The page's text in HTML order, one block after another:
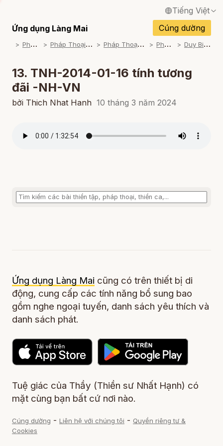
Tiếng Việt
English / Tiếng Anh
Français / Tiếng Pháp
Español / Tiếng Tây Ban Nha
Italiano / Tiếng Ý
Ứng dụng Làng Mai
Cúng dường
P
háp Thoại P
háp Thoại Thiền Sư Thích Nhất Hạnh P
háp Thoại Theo Bộ An Cư Kiết Đông P
háp Thoại Mp3 D
uy Biểu Học (2013-2014)
13. TNH-2014-01-16 tính tương
đãi -NH-VN
bởi Thich Nhat Hanh 10 tháng 3 năm 2024
Ứng dụng Làng Mai cũng có trên thiết bị di
động, cung cấp các tính năng bổ sung bao
gồm nghe ngoại tuyến, danh sách yêu thích và
danh sách phát.
Tuệ giác của Thầy (Thiền sư Nhất Hạnh) có
mặt cùng bạn bất cứ nơi nào.
Cúng dường - Liên hệ với chúng tôi - Quyền riêng tư &
Cookies